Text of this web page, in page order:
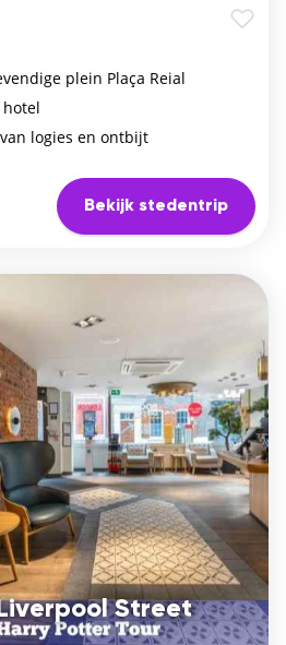
plein Plaça Reial
logies en ontbijt
Bekijk stedentrip
Street